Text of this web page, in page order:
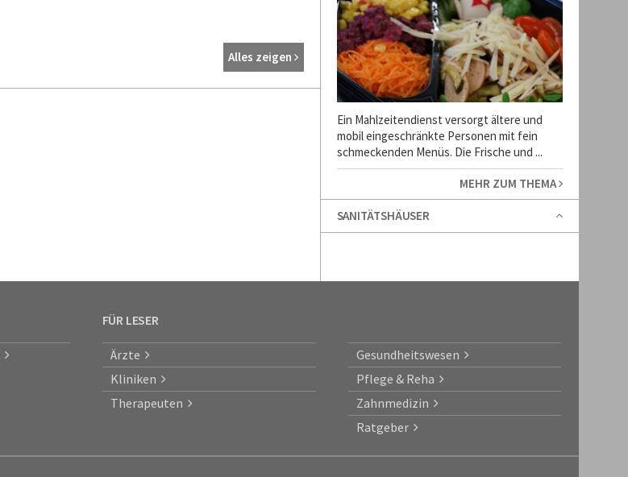
Alles zeigen
Ein Mahlzeitendienst versorgt ältere und
mobil eingeschränkte Personen mit fein
schmeckenden Menüs. Die Frische und ...
MEHR ZUM THEMA
SANITÄTSHÄUSER
FÜR LESER
Ärzte
Kliniken
Therapeuten
Gesundheitswesen
Pflege & Reha
Zahnmedizin
Ratgeber